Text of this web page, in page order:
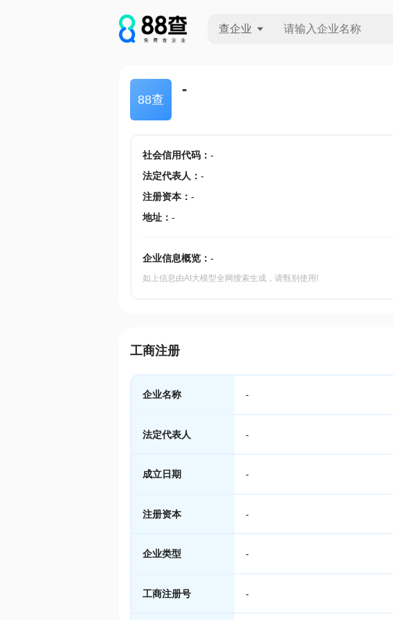
查企业
88查
-
社会信用代码： -
法定代表人 ： -
注册资本： -
地址： -
企业信息概览： -
如上信息由AI大模型全网搜索生成，请甄别使用!
工商注册
企业名称 -
法定代表人 -
成立日期 -
注册资本 -
企业类型 -
工商注册号 -